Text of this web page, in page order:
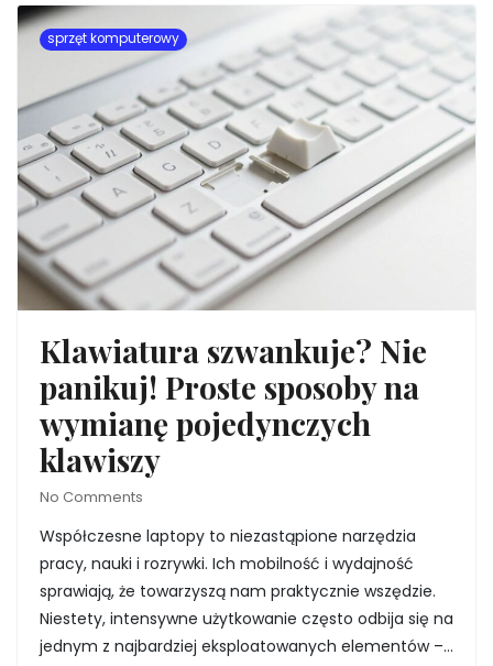
sprzęt komputerowy
Klawiatura szwankuje? Nie
panikuj! Proste sposoby na
wymianę pojedynczych
klawiszy
No Comments
Współczesne laptopy to niezastąpione narzędzia
pracy, nauki i rozrywki. Ich mobilność i wydajność
sprawiają, że towarzyszą nam praktycznie wszędzie.
Niestety, intensywne użytkowanie często odbija się na
jednym z najbardziej eksploatowanych elementów –…